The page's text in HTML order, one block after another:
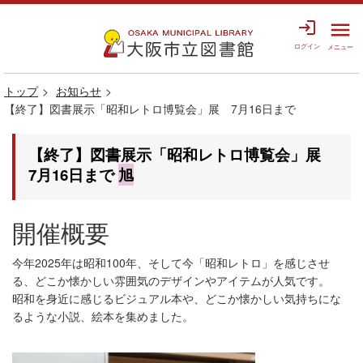
login
ログイン
menu
メニュー
トップ
お知らせ
【終了】図書展示「昭和レトロ博覧会」展 7月16日まで
【終了】図書展示「昭和レトロ博覧会」展
7月16日まで旭
開催概要
今年2025年は昭和100年、そして今「昭和レトロ」を感じさせ
る、どこか懐かしい雰囲気のデザインやアイテムが人気です。
昭和を身近に感じるビジュアル本や、どこか懐かしい気持ちにな
るような小説、絵本を集めました。